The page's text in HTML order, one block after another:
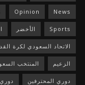
News
Opinion
Sports الأخضر
الاتحاد السعودي لكرة
الزعيم المنتخب
دوري المحترفين